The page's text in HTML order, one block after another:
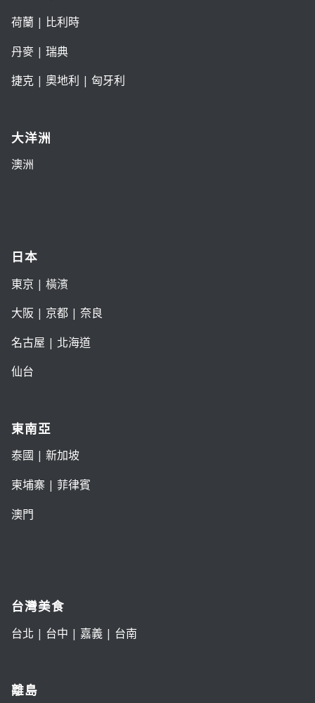
荷蘭| 比利時
丹麥| 瑞典
捷克| 奧地利 | 匈牙利
大洋洲
澳洲
日本
東京 | 橫濱
大阪 | 京都| 奈良
名古屋 | 北海道
仙台
東南亞
泰國 | 新加坡
柬埔寨 | 菲律賓
澳門
台灣美食
台北 | 台中 | 嘉義| 台南
離島